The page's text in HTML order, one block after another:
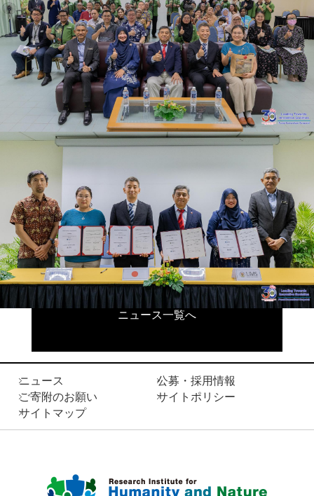
検
索
ニュース一覧へ
ニュース
公募・採用情報
ご寄附のお願い
サイトポリシー
サイトマップ